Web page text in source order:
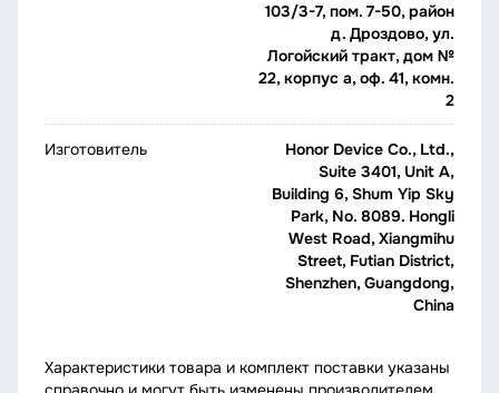
103/3-7, пом. 7-50, район
д. Дроздово, ул.
Логойский тракт, дом №
22, корпус а, оф. 41, комн.
2
Изготовитель
Honor Device Co., Ltd.,
Suite 3401, Unit A,
Building 6, Shum Yip Sky
Park, No. 8089. Hongli
West Road, Xiangmihu
Street, Futian District,
Shenzhen, Guangdong,
China
Характеристики товара и комплект поставки указаны